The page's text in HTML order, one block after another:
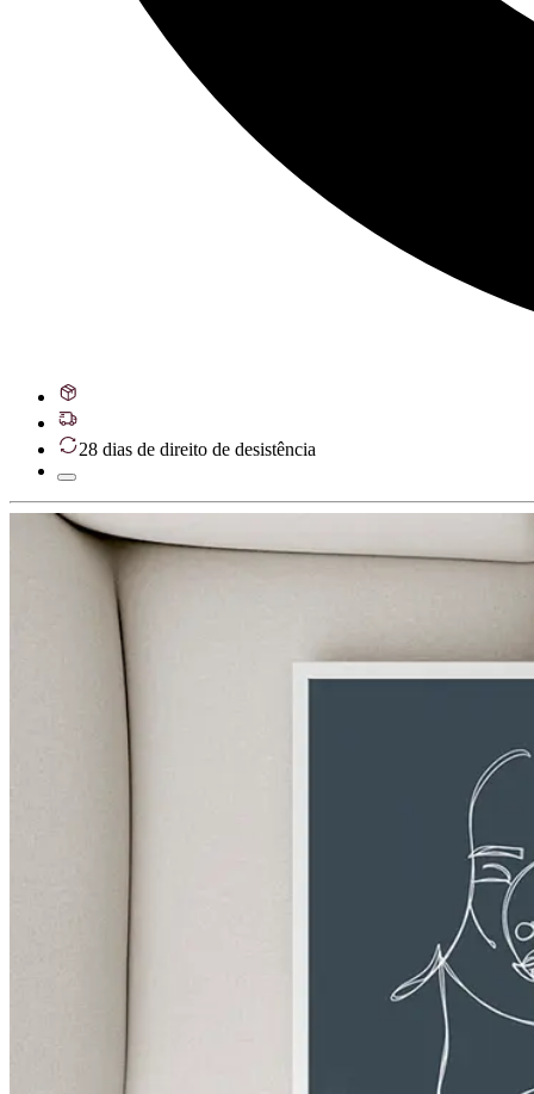
28 dias de direito de desistência